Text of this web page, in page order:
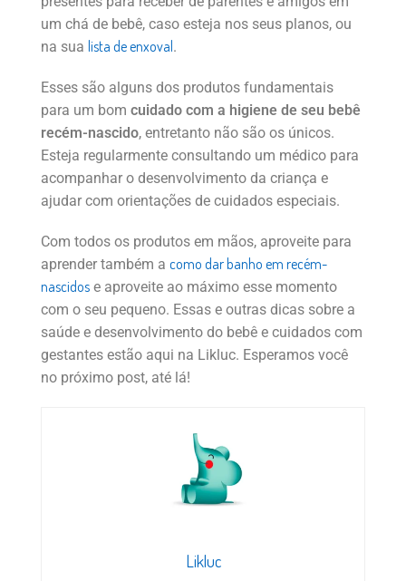
um chá de bebê, caso esteja nos seus planos, ou
na sua lista de enxoval.
Esses são alguns dos produtos fundamentais
para um bom cuidado com a higiene de seu bebê
recém-nascido, entretanto não são os únicos.
Esteja regularmente consultando um médico para
acompanhar o desenvolvimento da criança e
ajudar com orientações de cuidados especiais.
Com todos os produtos em mãos, aproveite para
aprender também a como dar banho em recém-
nascidos e aproveite ao máximo esse momento
com o seu pequeno. Essas e outras dicas sobre a
saúde e desenvolvimento do bebê e cuidados com
gestantes estão aqui na Likluc. Esperamos você
no próximo post, até lá!
Likluc